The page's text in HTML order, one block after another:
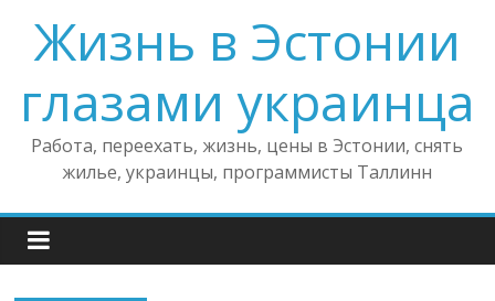
Жизнь в Эстонии
глазами украинца
Работа, переехать, жизнь, цены в Эстонии, снять
жилье, украинцы, программисты Таллинн